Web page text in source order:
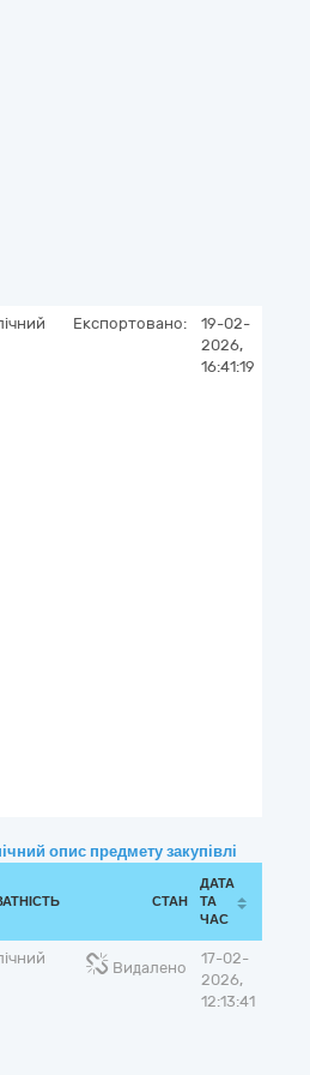
Експортовано:
19-02-
2026,
16:41:19
опис предмету закупівлі
СТАН
ДАТА
ТА
ЧАС
Видалено
17-02-
2026,
12:13:41